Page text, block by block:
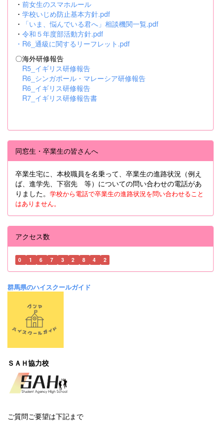
・ 前女生のスマホルール
・ 学校いじめ防止基本方針.pdf
・
「いま、悩んでいる君へ」相談機関一覧.pdf
・ 令和５年度部活動方針.pdf
・ R6_通級に関するリーフレット.pdf
〇海外研修報告
R5_イギリス研修報告
R6_シンガポール・マレーシア研修報告
R6_イギリス研修報告
R7_イギリス研修報告書
同窓生・卒業生の皆さんへ
卒業生宅に、本校職員を名乗って、卒業生の進路状況（例え
ば、進学先、下宿先 等）についての問い合わせの電話があ
りました。 学校から電話で卒業生の進路状況を問い合わせること
はありません。
アクセス数
0 1 6 7 3 2 8 4 2
群馬県のハイスクールガイド
ＳＡＨ協力校
ご質問ご要望は下記まで